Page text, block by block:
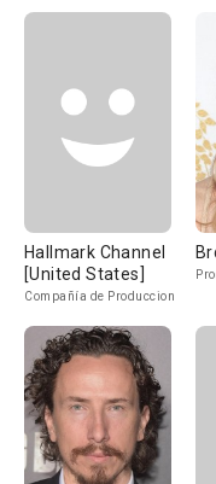
Hallmark Channel
[United States]
Compañía de Produccion